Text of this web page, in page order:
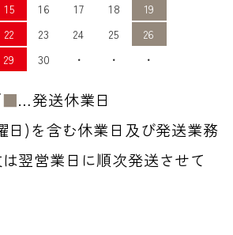
15 16 17 18
19
22 23 24 25
26
29 30 ・ ・ ・
■…発送休業日
日)を含む休業日及び発送業務
翌営業日に順次発送させて